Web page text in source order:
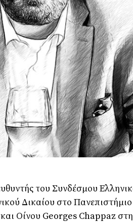
του Συνδέσμου
Δικαίου στο Πανεπιστήμιο
Οίνου Georges Chappaz